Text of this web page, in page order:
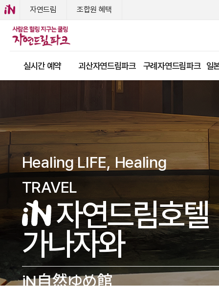
자연드림 조합원 혜택
실시간 예약 괴산자연드림파크 구례자연드림파크 일
Healing LIFE, Healing
TRAVEL
자연드림호텔
가나자와
iN自然ゆめ館